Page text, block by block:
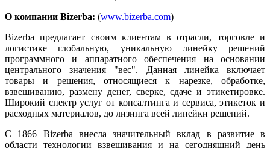
О компании Bizerba: (www.bizerba.com)
Bizerba предлагает своим клиентам в отрасли, торговле и
логистике глобальную, уникальную линейку решений
программного и аппаратного обеспечения на основании
центрального значения "вес". Данная линейка включает
товары и решения, относящиеся к нарезке, обработке,
взвешиванию, размену денег, сверке, сдаче и этикетировке.
Широкий спектр услуг от консалтинга и сервиса, этикеток и
расходных материалов, до лизинга всей линейки решений.
С 1866 Bizerba внесла значительный вклад в развитие в
области технологии взвешивания и на сегодняшний день